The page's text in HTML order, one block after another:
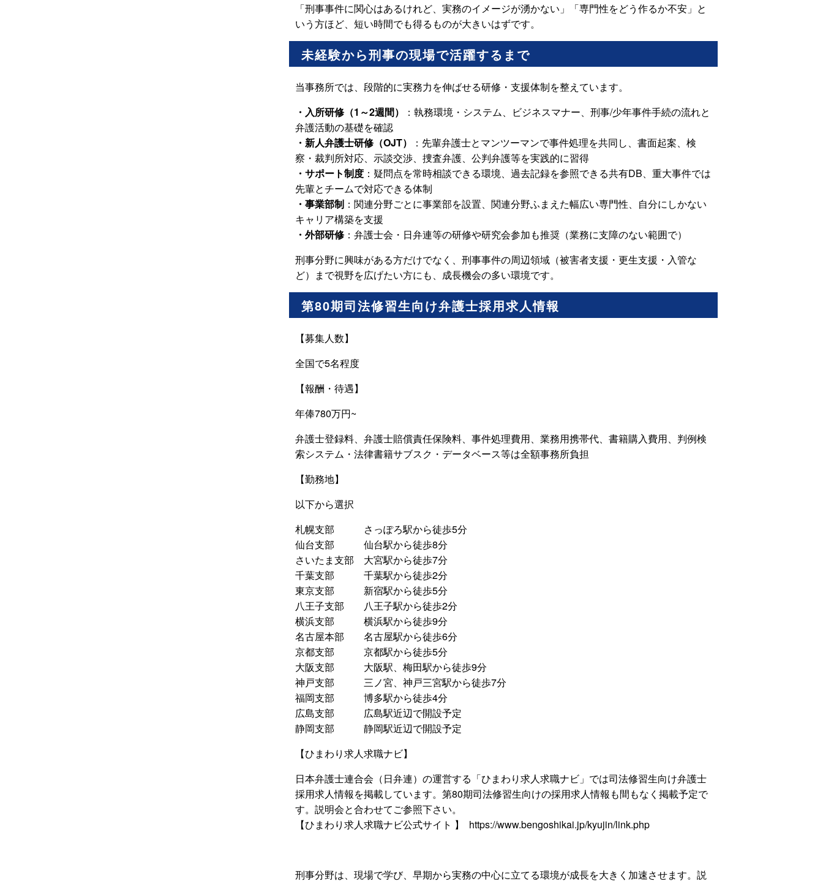
「刑事事件に関心はあるけれど、実務のイメージが湧かない」「専門性をどう作るか不安」と
いう方ほど、短い時間でも得るものが大きいはずです。
未経験から刑事の現場で活躍するまで
当事務所では、段階的に実務力を伸ばせる研修・支援体制を整えています。
・入所研修（1～2週間）
：執務環境・システム、ビジネスマナー、刑事/少年事件手続の流れと
弁護活動の基礎を確認
・新人弁護士研修（OJT）
：先輩弁護士とマンツーマンで事件処理を共同し、書面起案、検
察・裁判所対応、示談交渉、捜査弁護、公判弁護等を実践的に習得
・サポート制度 ：疑問点を常時相談できる環境、過去記録を参照できる共有DB、重大事件では
先輩とチームで対応できる体制
・事業部制 ：関連分野ごとに事業部を設置、関連分野ふまえた幅広い専門性、自分にしかない
キャリア構築を支援
・外部研修 ：弁護士会・日弁連等の研修や研究会参加も推奨（業務に支障のない範囲で）
刑事分野に興味がある方だけでなく、刑事事件の周辺領域（被害者支援・更生支援・入管な
ど）まで視野を広げたい方にも、成長機会の多い環境です。
第80期司法修習生向け弁護士採用求人情報
【募集人数】
全国で5名程度
【報酬・待遇】
年俸780万円~
弁護士登録料、弁護士賠償責任保険料、事件処理費用、業務用携帯代、書籍購入費用、判例検
索システム・法律書籍サブスク・データベース等は全額事務所負担
【勤務地】
以下から選択
札幌支部 さっぽろ駅から徒歩5分
仙台支部 仙台駅から徒歩8分
さいたま支部 大宮駅から徒歩7分
千葉支部 千葉駅から徒歩2分
東京支部 新宿駅から徒歩5分
八王子支部 八王子駅から徒歩2分
横浜支部 横浜駅から徒歩9分
名古屋本部 名古屋駅から徒歩6分
京都支部 京都駅から徒歩5分
大阪支部 大阪駅、梅田駅から徒歩9分
神戸支部 三ノ宮、神戸三宮駅から徒歩7分
福岡支部 博多駅から徒歩4分
広島支部 広島駅近辺で開設予定
静岡支部 静岡駅近辺で開設予定
【ひまわり求人求職ナビ】
日本弁護士連合会（日弁連）の運営する「ひまわり求人求職ナビ」では司法修習生向け弁護士
採用求人情報を掲載しています。第80期司法修習生向けの採用求人情報も間もなく掲載予定で
す。説明会と合わせてご参照下さい。
【ひまわり求人求職ナビ公式サイト 】 https://www.bengoshikai.jp/kyujin/link.php
刑事分野は、現場で学び、早期から実務の中心に立てる環境が成長を大きく加速させます。説